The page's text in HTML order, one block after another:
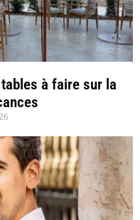
à faire sur la